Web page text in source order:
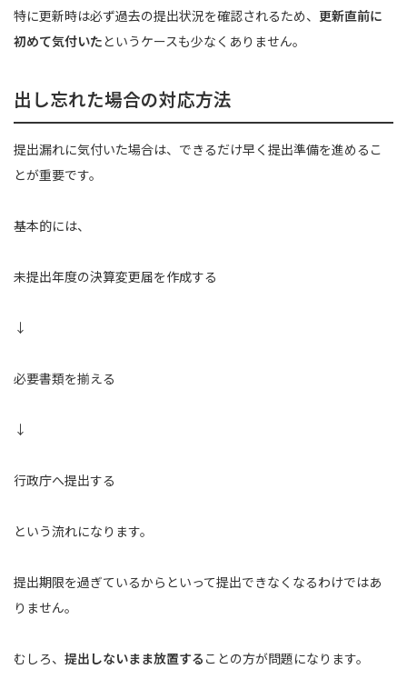
特に更新時は必ず過去の提出状況を確認されるため、 更新直前に
初めて気付いたというケースも少なくありません。
出し忘れた場合の対応方法
提出漏れに気付いた場合は、できるだけ早く提出準備を進めるこ
とが重要です。
基本的には、
未提出年度の決算変更届を作成する
↓
必要書類を揃える
↓
行政庁へ提出する
という流れになります。
提出期限を過ぎているからといって提出できなくなるわけではあ
りません。
むしろ、 提出しないまま放置する ことの方が問題になります。